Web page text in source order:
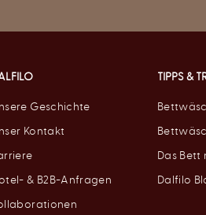
Geschichte
Kontakt
& B2B-Anfragen
TIPPS &
Das Bett
Dalfilo